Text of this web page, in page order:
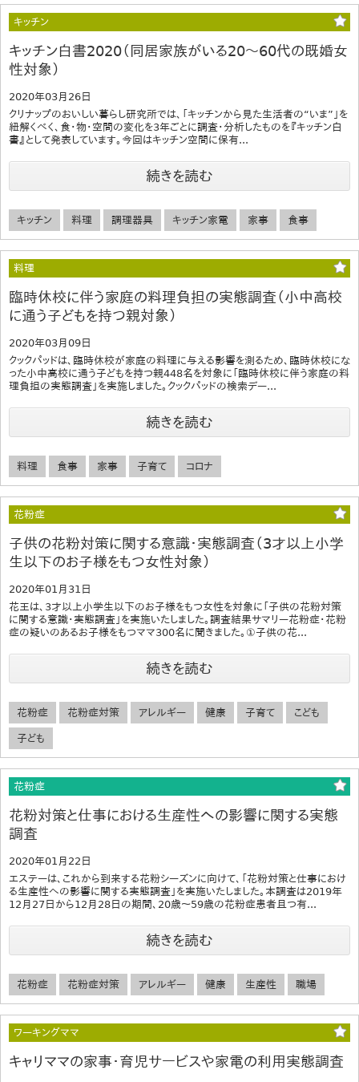
キッチン
キッチン白書2020（同居家族がいる20～60代の既婚女
性対象）
2020年03月26日
クリナップのおいしい暮らし研究所では、「キッチンから見た生活者の“いま”」を
紐解くべく、食・物・空間の変化を3年ごとに調査・分析したものを『キッチン白
書』として発表しています。今回はキッチン空間に保有...
続きを読む
キッチン 料理 調理器具 キッチン家電 家事 食事
料理
臨時休校に伴う家庭の料理負担の実態調査（小中高校
に通う子どもを持つ親対象）
2020年03月09日
クックパッドは、臨時休校が家庭の料理に与える影響を測るため、臨時休校にな
った小中高校に通う子どもを持つ親448名を対象に「臨時休校に伴う家庭の料
理負担の実態調査」を実施しました。クックパッドの検索デー...
続きを読む
料理 食事 家事 子育て コロナ
花粉症
子供の花粉対策に関する意識・実態調査（3才以上小学
生以下のお子様をもつ女性対象）
2020年01月31日
花王は、3才以上小学生以下のお子様をもつ女性を対象に「子供の花粉対策
に関する意識・実態調査」を実施いたしました。調査結果サマリー花粉症・花粉
症の疑いのあるお子様をもつママ300名に聞きました。①子供の花...
続きを読む
花粉症 花粉症対策 アレルギー 健康 子育て こども
子ども
花粉症
花粉対策と仕事における生産性への影響に関する実態
調査
2020年01月22日
エステーは、これから到来する花粉シーズンに向けて、「花粉対策と仕事におけ
る生産性への影響に関する実態調査」を実施いたしました。本調査は2019年
12月27日から12月28日の期間、20歳～59歳の花粉症患者且つ有...
続きを読む
花粉症 花粉症対策 アレルギー 健康 生産性 職場
ワーキングママ
キャリママの家事・育児サービスや家電の利用実態調査